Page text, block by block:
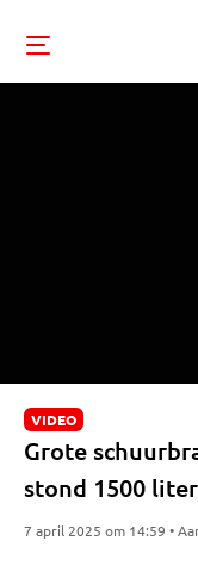
VIDEO
Grote
stond 1500
7 april 2025 om 14:59 •